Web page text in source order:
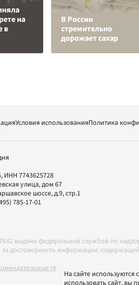
на
в
В России
стремительно
дорожает сахар
Условия использованияПолитика
ИНН 7743625728
улица, дом 67
шоссе, д.9, стр.1
785-17-01
выдано федеральной службой по
за достоверность информации,
технологии в соответствии с
На сайте
использовать сайт, вы